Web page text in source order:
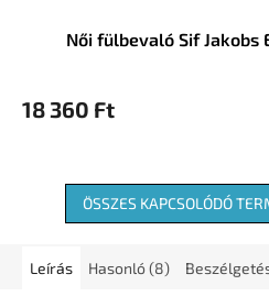
Női fülbevaló Sif Jakobs
18 360 Ft
ÖSSZES KAPCSOLÓDÓ
Leírás Hasonló (8)